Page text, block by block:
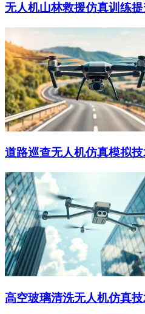
无人机山林救援仿真训练
道路巡查无人机仿真模拟
高空玻璃清洗无人机仿真